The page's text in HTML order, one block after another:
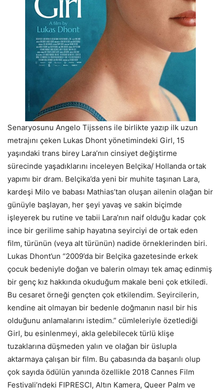
Senaryosunu Angelo Tijssens ile birlikte yazıp ilk uzun
metrajını çeken Lukas Dhont yönetimindeki Girl, 15
yaşındaki trans birey Lara’nın cinsiyet değiştirme
sürecinde yaşadıklarını inceleyen Belçika/ Hollanda ortak
yapımı bir dram. Belçika’da yeni bir muhite taşınan Lara,
kardeşi Milo ve babası Mathias’tan oluşan ailenin olağan bir
günüyle başlayan, her şeyi yavaş ve sakin biçimde
işleyerek bu rutine ve tabii Lara’nın naif olduğu kadar çok
ince bir gerilime sahip hayatına seyirciyi de ortak eden
film, türünün (veya alt türünün) nadide örneklerinden biri.
Lukas Dhont’un “2009’da bir Belçika gazetesinde erkek
çocuk bedeniyle doğan ve balerin olmayı tek amaç edinmiş
bir genç kız hakkında okuduğum makale beni çok etkiledi.
Bu cesaret örneği gençten çok etkilendim. Seyircilerin,
kendine ait olmayan bir bedenle doğmanın nasıl bir his
olduğunu anlamalarını istedim.” cümleleriyle özetlediği
Girl, bu esinlenmeyi, akla gelebilecek türlü klişe
tuzaklarına düşmeden yalın ve olağan bir üslupla
aktarmaya çalışan bir film. Bu çabasında da başarılı olup
çok sayıda ödülün yanında özellikle 2018 Cannes Film
Festivali’ndeki FIPRESCI, Altın Kamera, Queer Palm ve